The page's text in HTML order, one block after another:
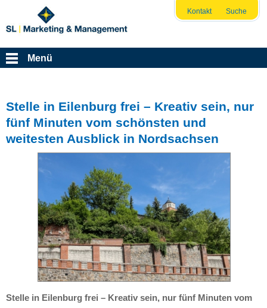
Kontakt Suche
Menü
Stelle in Eilenburg frei – Kreativ sein, nur
fünf Minuten vom schönsten und
weitesten Ausblick in Nordsachsen
Stelle in Eilenburg frei – Kreativ sein, nur fünf Minuten vom